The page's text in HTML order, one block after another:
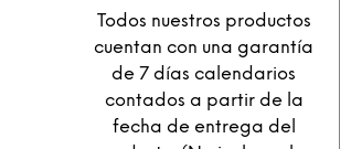
Todos nuestros productos
cuentan con una garantía
de 7 días calendarios
contados a partir de la
fecha de entrega del